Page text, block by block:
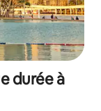
durée à